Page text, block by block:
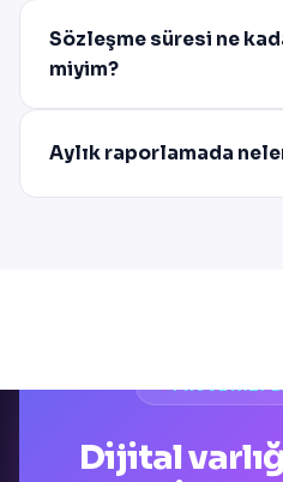
Sözleşme süresi ne
miyim?
Aylık raporlamada
Dijital